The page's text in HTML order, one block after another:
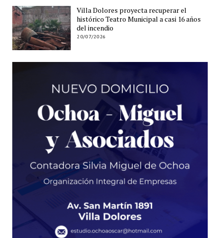
Villa Dolores proyecta recuperar el
histórico Teatro Municipal a casi 16 años
del incendio
20/07/2026